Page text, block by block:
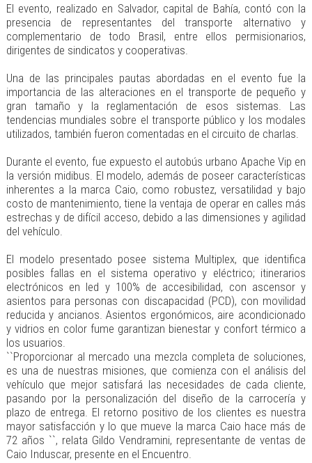
El evento, realizado en Salvador, capital de Bahía, contó con la
presencia de representantes del transporte alternativo y
complementario de todo Brasil, entre ellos permisionarios,
dirigentes de sindicatos y cooperativas.
Una de las principales pautas abordadas en el evento fue la
importancia de las alteraciones en el transporte de pequeño y
gran tamaño y la reglamentación de esos sistemas. Las
tendencias mundiales sobre el transporte público y los modales
utilizados, también fueron comentadas en el circuito de charlas.
Durante el evento, fue expuesto el autobús urbano Apache Vip en
la versión midibus. El modelo, además de poseer características
inherentes a la marca Caio, como robustez, versatilidad y bajo
costo de mantenimiento, tiene la ventaja de operar en calles más
estrechas y de difícil acceso, debido a las dimensiones y agilidad
del vehículo.
El modelo presentado posee sistema Multiplex, que identifica
posibles fallas en el sistema operativo y eléctrico; itinerarios
electrónicos en led y 100% de accesibilidad, con ascensor y
asientos para personas con discapacidad (PCD), con movilidad
reducida y ancianos. Asientos ergonómicos, aire acondicionado
y vidrios en color fume garantizan bienestar y confort térmico a
los usuarios.
``Proporcionar al mercado una mezcla completa de soluciones,
es una de nuestras misiones, que comienza con el análisis del
vehículo que mejor satisfará las necesidades de cada cliente,
pasando por la personalización del diseño de la carrocería y
plazo de entrega. El retorno positivo de los clientes es nuestra
mayor satisfacción y lo que mueve la marca Caio hace más de
72 años ``, relata Gildo Vendramini, representante de ventas de
Caio Induscar, presente en el Encuentro.